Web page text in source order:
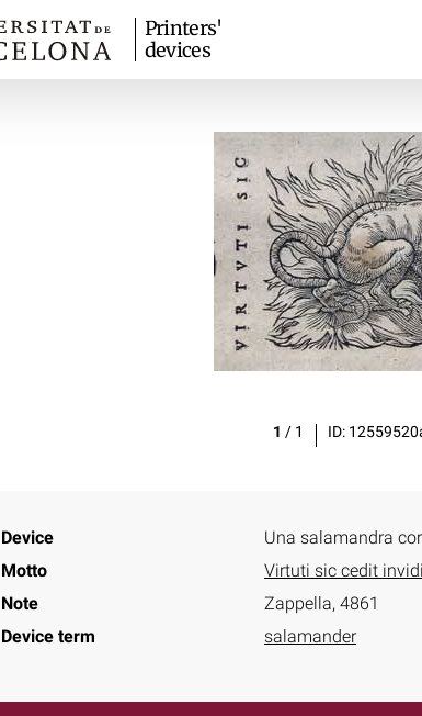
Printers'
devices
1 / 1 ID:
Device
Una salamandra
Motto
Virtuti sic cedit
Note
Zappella, 4861
Device term
salamander